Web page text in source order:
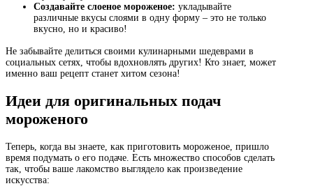
Создавайте слоеное мороженое: укладывайте
различные вкусы слоями в одну форму – это не только
вкусно, но и красиво!
Не забывайте делиться своими кулинарными шедеврами в
социальных сетях, чтобы вдохновлять других! Кто знает, может
именно ваш рецепт станет хитом сезона!
Идеи для оригинальных подач
мороженого
Теперь, когда вы знаете, как приготовить мороженое, пришло
время подумать о его подаче. Есть множество способов сделать
так, чтобы ваше лакомство выглядело как произведение
искусства: